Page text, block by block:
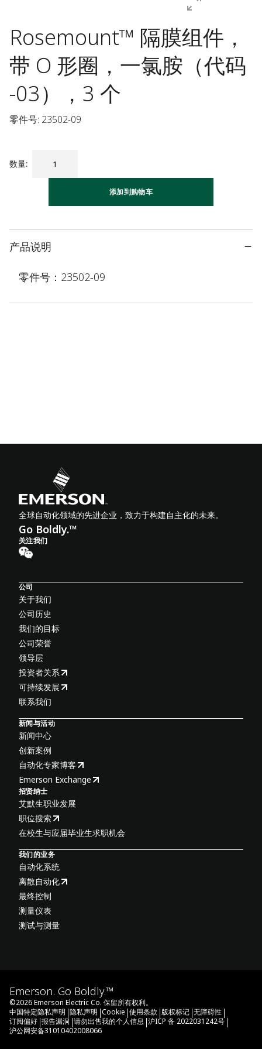
Rosemount™ 隔膜组件，
带 O 形圈，一氯胺（代码
-03），3 个
零件号: 23502-09
数量:
添加到购物车
产品说明
零件号：23502-09
全球自动化领域的先进企业，致力于构建自主化的未来。
Go Boldly.™
关注我们
公司
关于我们
公司历史
我们的目标
公司荣誉
领导层
投资者关系
可持续发展
联系我们
新闻与活动
新闻中心
创新案例
自动化专家博客
Emerson Exchange
招贤纳士
艾默生职业发展
职位搜索
在校生与应届毕业生求职机会
我们的业务
自动化系统
离散自动化
最终控制
测量仪表
测试与测量
Emerson. Go Boldly.™
©2026Emerson Electric Co. 保留所有权利。
中国特定隐私声明 |隐私声明 |Cookie |使用条款 |版权标记 |无障碍性 |
订阅偏好 |报告漏洞 |请勿出售我的个人信息 |沪ICP 备 2022031242号 |
沪公网安备31010402008066